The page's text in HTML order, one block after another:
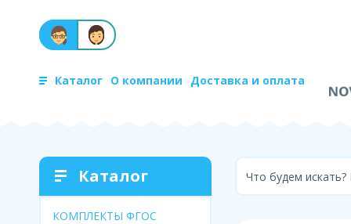
Каталог О компании Доставка и оплата
Каталог
КОМПЛЕКТЫ ФГОС
Что будем